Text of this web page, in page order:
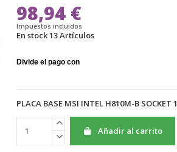
98,94 €
Impuestos incluidos
En stock13 Artículos
PLACA BASE MSI INTEL H810M-B
Añadir al carrito